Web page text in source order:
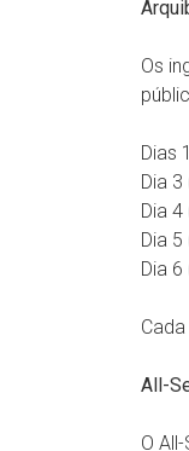
Os
Dias
Dia
Dia
Dia
Dia
All-
O